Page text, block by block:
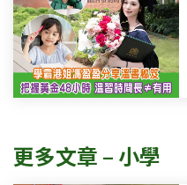
更多文章 – 小學